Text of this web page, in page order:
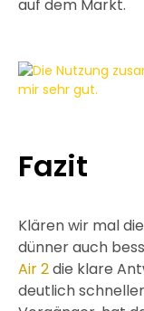
auf dem Markt.
Fazit
Klären wir mal
dünner auch
Air 2die klare
deutlich